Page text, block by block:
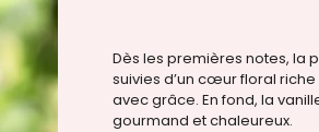
Dès les premières notes, la
suivies d’un cœur floral
avec grâce. En fond, la
gourmand et chaleureux.